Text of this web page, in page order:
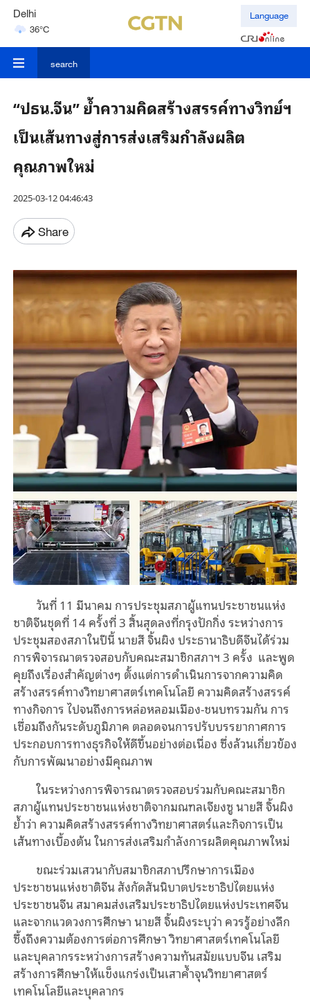
Delhi
36°C
Hyderabad
Language
search
“ปธน.จีน” ย้ำความคิดสร้างสรรค์ทางวิทย์ฯ
เป็นเส้นทางสู่การส่งเสริมกำลังผลิต
คุณภาพใหม่
2025-03-12 04:46:43
Share
วันที่11 มีนาคม การประชุมสภาผู้แทนประชาชนแห่ง
ชาติจีนชุดที่14ครั้งที่3 สิ้นสุดลงที่กรุงปักกิ่ง ระหว่างการ
ประชุมสองสภาในปีนี้ นายสี จิ้นผิง ประธานาธิบดีจีนได้ร่วม
การพิจารณาตรวจสอบกับคณะสมาชิกสภาฯ3 ครั้ง และพูด
คุยถึงเรื่องสำคัญต่างๆ ตั้งแต่การดำเนินการจากความคิด
สร้างสรรค์ทางวิทยาศาสตร์เทคโนโลยี ความคิดสร้างสรรค์
ทางกิจการ ไปจนถึงการหล่อหลอมเมือง-ชนบทรวมกัน การ
เชื่อมถึงกันระดับภูมิภาค ตลอดจนการปรับบรรยากาศการ
ประกอบการทางธุรกิจให้ดีขึ้นอย่างต่อเนื่อง ซึ่งล้วนเกี่ยวข้อง
กับการพัฒนาอย่างมีคุณภาพ
ในระหว่างการพิจารณาตรวจสอบร่วมกับคณะสมาชิก
สภาผู้แทนประชาชนแห่งชาติจากมณฑลเจียงซู นายสี จิ้นผิง
ย้ำว่า ความคิดสร้างสรรค์ทางวิทยาศาสตร์และกิจการเป็น
เส้นทางเบื้องต้น ในการส่งเสริมกำลังการผลิตคุณภาพใหม่
ขณะร่วมเสวนากับสมาชิกสภาปรึกษาการเมือง
ประชาชนแห่งชาติจีน สังกัดสันนิบาตประชาธิปไตยแห่ง
ประชาชนจีน สมาคมส่งเสริมประชาธิปไตยแห่งประเทศจีน
และจากแวดวงการศึกษา นายสี จิ้นผิงระบุว่า ควรรู้อย่างลึก
ซึ้งถึงความต้องการต่อการศึกษา วิทยาศาสตร์เทคโนโลยี
และบุคลากรระหว่างการสร้างความทันสมัยแบบจีน เสริม
สร้างการศึกษาให้แข็งแกร่งเป็นเสาค้ำจุนวิทยาศาสตร์
เทคโนโลยีและบุคลากร